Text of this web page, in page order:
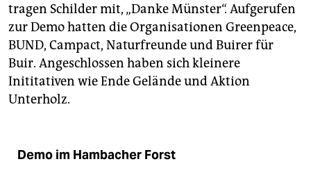
tragen Schilder mit, „Danke Münster“. Aufgerufen
zur Demo hatten die Organisationen Greenpeace,
BUND, Campact, Naturfreunde und Buirer für
Buir. Angeschlossen haben sich kleinere
Inititativen wie Ende Gelände und Aktion
Unterholz.
Demo im Hambacher Forst